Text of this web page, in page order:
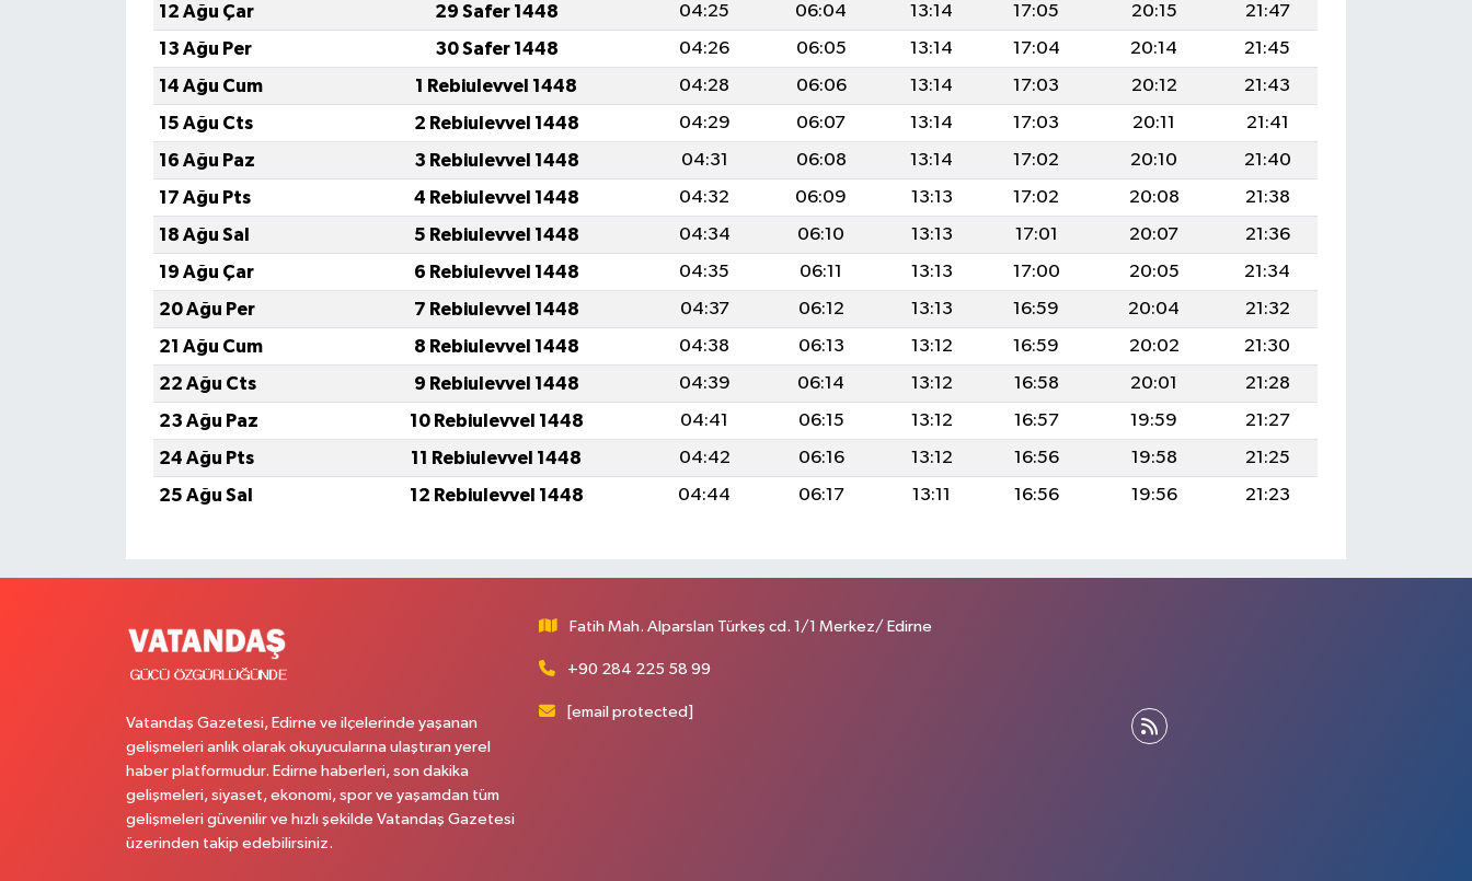
12 Ağu Çar
29 Safer 1448 04:25 06:04 13:14 17:05 20:15
21:47
13 Ağu Per
30 Safer 1448 04:26 06:05 13:14 17:04 20:14
21:45
14 Ağu Cum
1 Rebiulevvel 1448 04:28 06:06 13:14 17:03 20:12
21:43
15 Ağu Cts
2 Rebiulevvel 1448 04:29 06:07 13:14 17:03 20:11
21:41
16 Ağu Paz
3 Rebiulevvel 1448 04:31 06:08 13:14 17:02 20:10
21:40
17 Ağu Pts
4 Rebiulevvel 1448 04:32 06:09 13:13 17:02 20:08
21:38
18 Ağu Sal
5 Rebiulevvel 1448 04:34 06:10 13:13 17:01 20:07
21:36
19 Ağu Çar
6 Rebiulevvel 1448 04:35 06:11 13:13 17:00 20:05
21:34
20 Ağu Per
7 Rebiulevvel 1448 04:37 06:12 13:13 16:59 20:04
21:32
21 Ağu Cum
8 Rebiulevvel 1448 04:38 06:13 13:12 16:59 20:02
21:30
22 Ağu Cts
9 Rebiulevvel 1448 04:39 06:14 13:12 16:58 20:01
21:28
23 Ağu Paz
10 Rebiulevvel 1448 04:41 06:15 13:12 16:57 19:59
21:27
24 Ağu Pts
11 Rebiulevvel 1448 04:42 06:16 13:12 16:56 19:58
21:25
25 Ağu Sal
12 Rebiulevvel 1448 04:44 06:17 13:11 16:56 19:56 21:23
Vatandaş Gazetesi, Edirne ve ilçelerinde yaşanan
gelişmeleri anlık olarak okuyucularına ulaştıran yerel
haber platformudur. Edirne haberleri, son dakika
gelişmeleri, siyaset, ekonomi, spor ve yaşamdan tüm
gelişmeleri güvenilir ve hızlı şekilde Vatandaş Gazetesi
üzerinden takip edebilirsiniz.
Fatih Mah. Alparslan Türkeş cd. 1/1 Merkez/ Edirne
+90 284 225 58 99
[email protected]